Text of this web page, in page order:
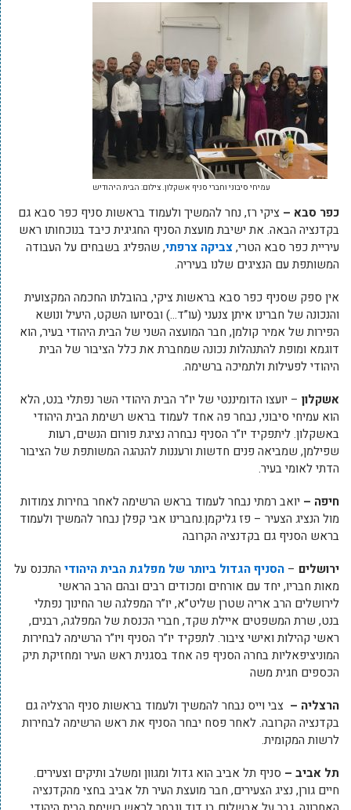
עמיחי סיבוני וחברי סניף אשקלון. צילום: הבית היהודיש
כפר סבא – ציקי רז, נחר להמשיך ולעמוד בראשות סניף כפר סבא גם
בקדנציה הבאה. את ישיבת מועצת הסניף החגיגית כיבד בנוכחותו ראש
עיריית כפר סבא הטרי,צביקה צרפתי, שהפליג בשבחים על העבודה
המשותפת עם הנציגים שלנו בעיריה.
אין ספק שסניף כפר סבא בראשות ציקי, בהובלתו החכמה המקצועית
והנכונה של חברינו איתן צנעני (עו”ד…) ובסיועו השקט, היעיל ונושא
הפירות של אמיר קולמן, חבר המועצה השני של הבית היהודי בעיר, הוא
דוגמא ומופת להתנהלות נכונה שמחברת את כלל הציבור של הבית
היהודי לפעילות ולתמיכה ברשימה.
אשקלון – יועצו הדומיננטי של יו”ר הבית היהודי השר נפתלי בנט, הלא
הוא עמיחי סיבוני, נבחר פה אחד לעמוד בראש רשימת הבית היהודי
באשקלון. ליתפקיד יו”ר הסניף נבחרה נציגת פורום הנשים, רעות
שפילמן, שמביאה פנים חדשות ורעננות להנהגה המשותפת של הציבור
הדתי לאומי בעיר.
חיפה – יואב רמתי נבחר לעמוד בראש הרשימה לאחר בחירות צמודות
מול הנציג הצעיר – פז גליקמן.נחברינו אבי קפלן נבחר להמשיך ולעמוד
בראש הסניף גם בקדנציה הקרובה
ירושלים – הסניף הגדול ביותר של מפלגת הבית היהודי התכנס על
מאות חבריו, יחד עם אורחים ומכודים רבים ובהם הרב הראשי
לירושלים הרב אריה שטרן שליט”א, יו”ר המפלגה שר החינוך נפתלי
בנט, שרת המשפטים איילת שקד, חברי הכנסת של המפלגה, רבנים,
ראשי קהילות ואישי ציבור. לתפקיד יו”ר הסניף ויו”ר הרשימה לבחירות
המוניציפאליות בחרה הסניף פה אחד בסגנית ראש העיר ומחזיקת תיק
הכספים חגית משה
הרצליה – צבי וייס נבחר להמשיך ולעמוד בראשות סניף הרצליה גם
בקדנציה הקרובה. לאחר פסח יבחר הסניף את ראש הרשימה לבחירות
לרשות המקומית.
תל אביב – סניף תל אביב הוא גדול ומגוון ומשלב ותיקים וצעירים.
חיים גורן, נציג הצעירים, חבר מועצת העיר תל אביב בחצי מהקדנציה